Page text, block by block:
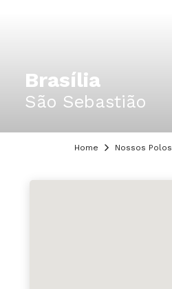
Brasília
São Sebastião
Home Nossos Polos